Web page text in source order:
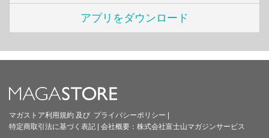
アプリをダウンロード
マガストア利用規約 及び プライバシーポリシー
特定商取引法に基づく表記
会社概要： 株式会社富士山マガジンサービス